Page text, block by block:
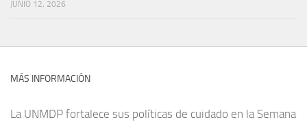
JUNIO 12, 2026
MÁS INFORMACIÓN
La UNMDP fortalece sus políticas de cuidado en la Semana